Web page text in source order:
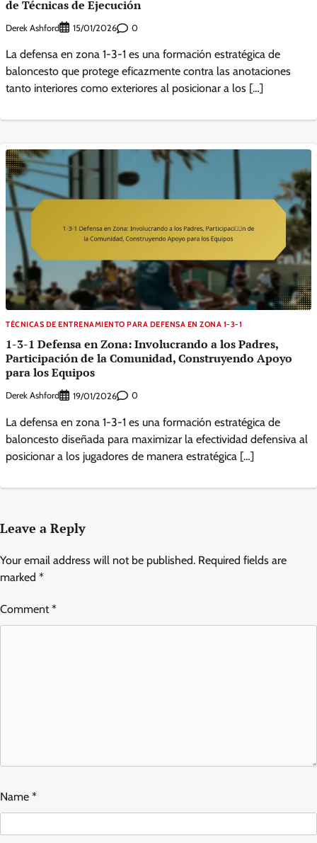
de Técnicas de Ejecución
Derek Ashford 15/01/2026 0
La defensa en zona 1-3-1 es una formación estratégica de
baloncesto que protege eficazmente contra las anotaciones
tanto interiores como exteriores al posicionar a los […]
TÉCNICAS DE ENTRENAMIENTO PARA DEFENSA EN ZONA 1-3-1
1-3-1 Defensa en Zona: Involucrando a los Padres,
Participación de la Comunidad, Construyendo Apoyo
para los Equipos
Derek Ashford 19/01/2026 0
La defensa en zona 1-3-1 es una formación estratégica de
baloncesto diseñada para maximizar la efectividad defensiva al
posicionar a los jugadores de manera estratégica […]
Leave a Reply
Your email address will not be published. Required fields are
marked *
Comment*
Name *